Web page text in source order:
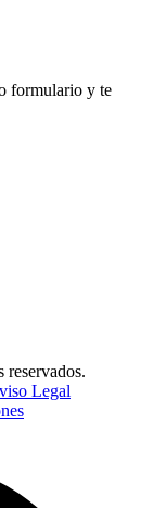
formulario y te
reservados.
Legal